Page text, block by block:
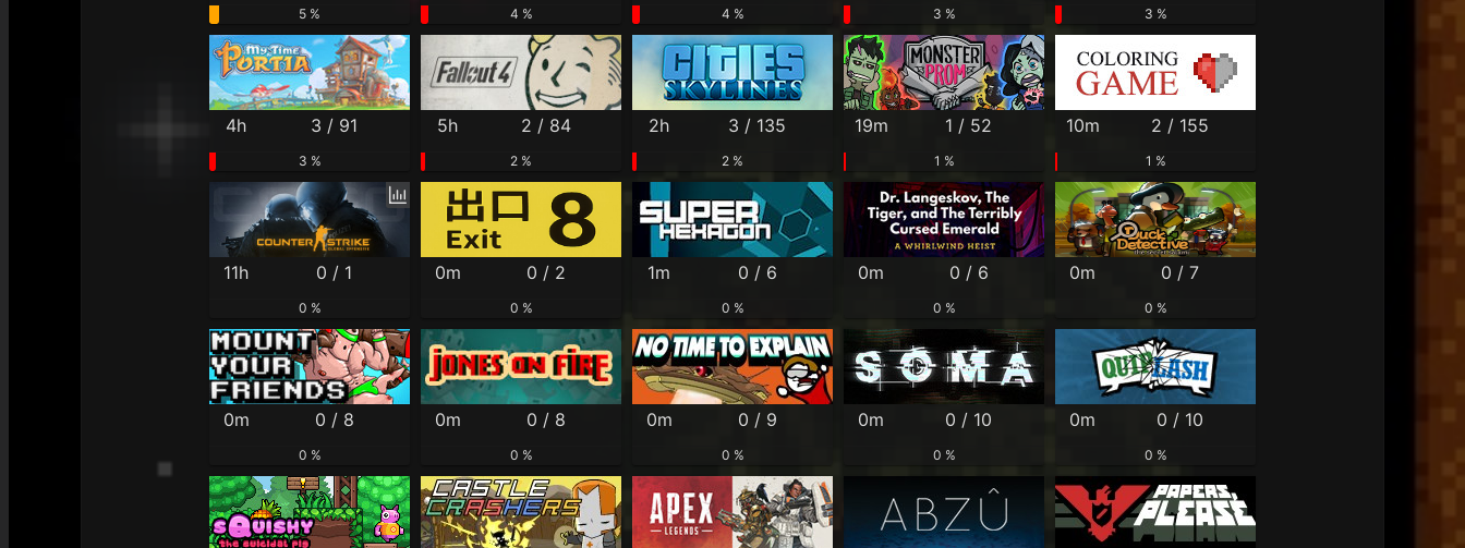
5 % 4 % 4 % 3 % 3 %
4h 3 / 91
3 %
5h 2 / 84
2 %
2h 3 / 135
2 %
19m 1 / 52
1 %
10m 2 / 155
1 %
11h 0 / 1
0 %
0m 0 / 2
0 %
1m 0 / 6
0 %
0m 0 / 6
0 %
0m 0 / 7
0 %
0m 0 / 8
0 %
0m 0 / 8
0 %
0m 0 / 9
0 %
0m 0 / 10
0 %
0m 0 / 10
0 %